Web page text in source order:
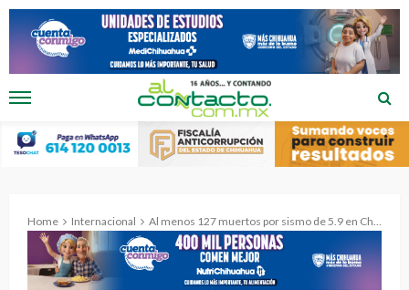
Home Internacional Al menos 127 muertos por sismo de 5.9 en China